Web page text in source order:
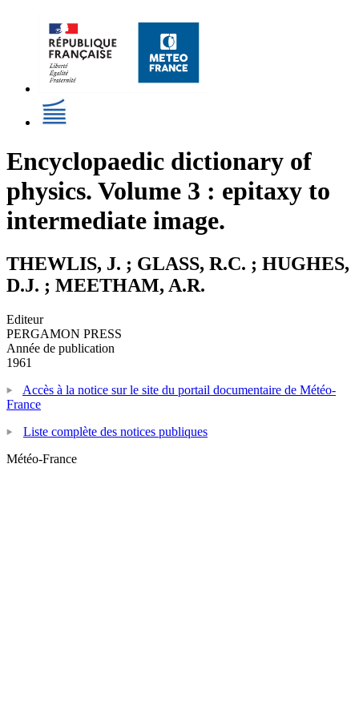
Encyclopaedic dictionary of
physics. Volume 3 : epitaxy to
intermediate image.
THEWLIS, J. ; GLASS, R.C. ; HUGHES,
D.J. ; MEETHAM, A.R.
Editeur
PERGAMON PRESS
Année de publication
1961
Accès à la notice sur le site du portail documentaire de Météo-
France
Liste complète des notices publiques
Météo-France